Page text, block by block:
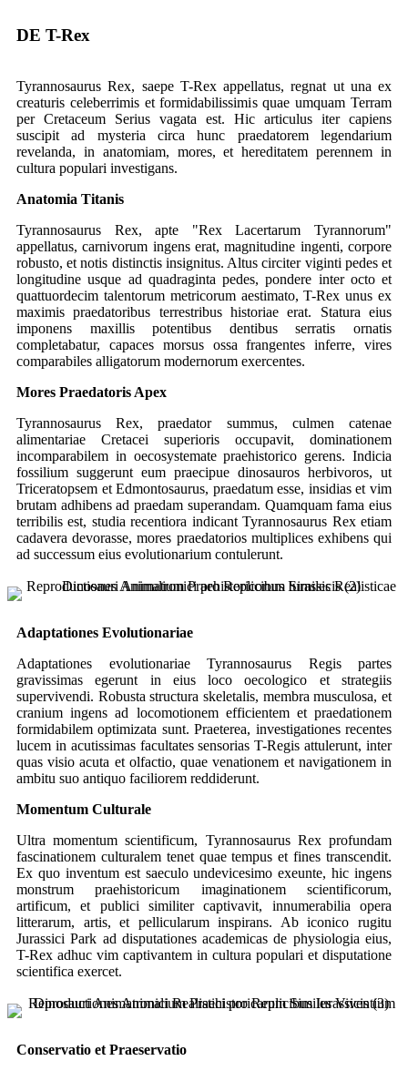
DE T-Rex
Tyrannosaurus Rex, saepe T-Rex appellatus, regnat ut una ex
creaturis celeberrimis et formidabilissimis quae umquam Terram
per Cretaceum Serius vagata est. Hic articulus iter capiens
suscipit ad mysteria circa hunc praedatorem legendarium
revelanda, in anatomiam, mores, et hereditatem perennem in
cultura populari investigans.
Anatomia Titanis
Tyrannosaurus Rex, apte "Rex Lacertarum Tyrannorum"
appellatus, carnivorum ingens erat, magnitudine ingenti, corpore
robusto, et notis distinctis insignitus. Altus circiter viginti pedes et
longitudine usque ad quadraginta pedes, pondere inter octo et
quattuordecim talentorum metricorum aestimato, T-Rex unus ex
maximis praedatoribus terrestribus historiae erat. Statura eius
imponens maxillis potentibus dentibus serratis ornatis
completabatur, capaces morsus ossa frangentes inferre, vires
comparabiles alligatorum modernorum exercentes.
Mores Praedatoris Apex
Tyrannosaurus Rex, praedator summus, culmen catenae
alimentariae Cretacei superioris occupavit, dominationem
incomparabilem in oecosystemate praehistorico gerens. Indicia
fossilium suggerunt eum praecipue dinosauros herbivoros, ut
Triceratopsem et Edmontosaurus, praedatum esse, insidias et vim
brutam adhibens ad praedam superandam. Quamquam fama eius
terribilis est, studia recentiora indicant Tyrannosaurus Rex etiam
cadavera devorasse, mores praedatorios multiplices exhibens qui
ad successum eius evolutionarium contulerunt.
Adaptationes Evolutionariae
Adaptationes evolutionariae Tyrannosaurus Regis partes
gravissimas egerunt in eius loco oecologico et strategiis
supervivendi. Robusta structura skeletalis, membra musculosa, et
cranium ingens ad locomotionem efficientem et praedationem
formidabilem optimizata sunt. Praeterea, investigationes recentes
lucem in acutissimas facultates sensorias T-Regis attulerunt, inter
quas visio acuta et olfactio, quae venationem et navigationem in
ambitu suo antiquo faciliorem reddiderunt.
Momentum Culturale
Ultra momentum scientificum, Tyrannosaurus Rex profundam
fascinationem culturalem tenet quae tempus et fines transcendit.
Ex quo inventum est saeculo undevicesimo exeunte, hic ingens
monstrum praehistoricum imaginationem scientificorum,
artificum, et publici similiter captivavit, innumerabilia opera
litterarum, artis, et pellicularum inspirans. Ab iconico rugitu
Jurassici Park ad disputationes academicas de physiologia eius,
T-Rex adhuc vim captivantem in cultura populari et disputatione
scientifica exercet.
Conservatio et Praeservatio